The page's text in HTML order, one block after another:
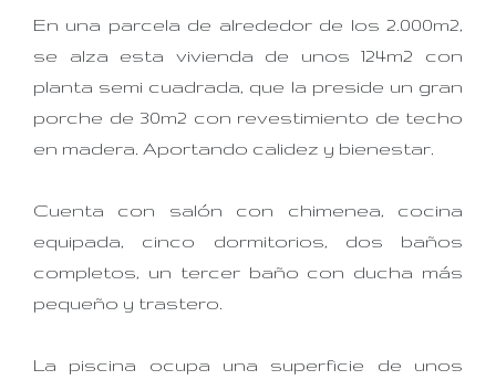
En una parcela de alrededor de los 2.000m2,
se alza esta vivienda de unos 124m2 con
planta semi cuadrada, que la preside un gran
porche de 30m2 con revestimiento de techo
en madera. Aportando calidez y bienestar.
Cuenta con salón con chimenea, cocina
equipada, cinco dormitorios, dos baños
completos, un tercer baño con ducha más
pequeño y trastero.
La piscina ocupa una superficie de unos